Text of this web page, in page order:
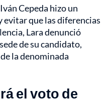
Cepeda hizo un
evitar que las diferencias
Lara denunció
de su candidato,
la denominada
el voto de